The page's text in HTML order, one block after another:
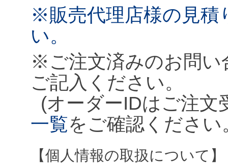
※販売代理店様の見積
い。
※ご注文済みのお問い
ご記入ください。
(オーダーIDはご注文
一覧をご確認ください
【個人情報の取扱について】